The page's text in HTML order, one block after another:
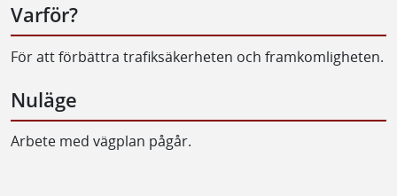
Varför?
För att förbättra trafiksäkerheten och framkomligheten.
Nuläge
Arbete med vägplan pågår.